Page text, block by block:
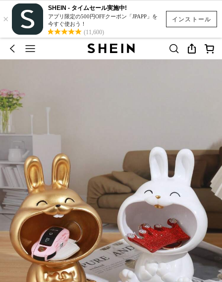
インストール
×
SHEIN - タイムセール実施中!
アプリ限定の500円OFFクーポン「JPAPP」を
今すぐ使おう！
(11,600)